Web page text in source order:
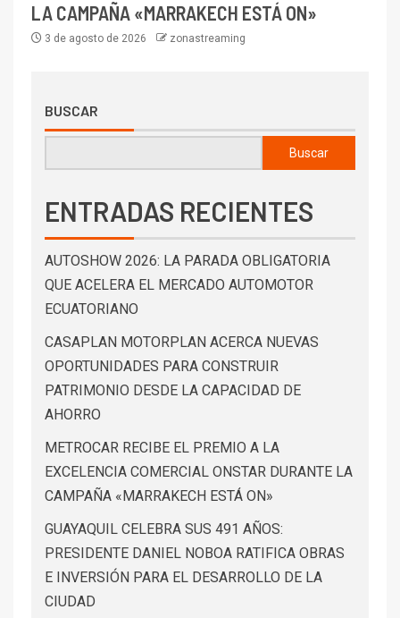
LA CAMPAÑA «MARRAKECH ESTÁ ON»
3 de agosto de 2026 zonastreaming
BUSCAR
Buscar
ENTRADAS RECIENTES
AUTOSHOW 2026: LA PARADA OBLIGATORIA
QUE ACELERA EL MERCADO AUTOMOTOR
ECUATORIANO
CASAPLAN MOTORPLAN ACERCA NUEVAS
OPORTUNIDADES PARA CONSTRUIR
PATRIMONIO DESDE LA CAPACIDAD DE
AHORRO
METROCAR RECIBE EL PREMIO A LA
EXCELENCIA COMERCIAL ONSTAR DURANTE LA
CAMPAÑA «MARRAKECH ESTÁ ON»
GUAYAQUIL CELEBRA SUS 491 AÑOS:
PRESIDENTE DANIEL NOBOA RATIFICA OBRAS
E INVERSIÓN PARA EL DESARROLLO DE LA
CIUDAD